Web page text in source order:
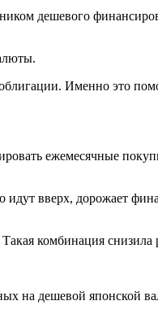
дешевого
облигации. Именно это
ежемесячные
идут вверх, дорожает
комбинация снизила
на дешевой японской